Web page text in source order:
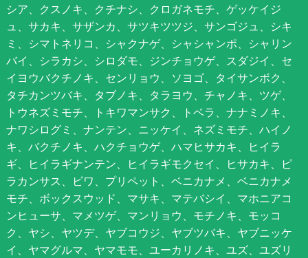
シア、クスノキ、クチナシ、クロガネモチ、ゲッケイジ
ュ、サカキ、サザンカ、サツキツツジ、サンゴジュ、シキ
ミ、シマトネリコ、シャクナゲ、シャシャンポ、シャリン
バイ、シラカシ、シロダモ、ジンチョウゲ、スダジイ、セ
イヨウバクチノキ、センリョウ、ソヨゴ、タイサンボク、
タチカンツバキ、タブノキ、タラヨウ、チャノキ、ツゲ、
トウネズミモチ、トキワマンサク、トベラ、ナナミノキ、
ナワシログミ、ナンテン、ニッケイ、ネズミモチ、ハイノ
キ、バクチノキ、ハクチョウゲ、ハマヒサカキ、ヒイラ
ギ、ヒイラギナンテン、ヒイラギモクセイ、ヒサカキ、ピ
ラカンサス、ビワ、プリペット、ベニカナメ、ベニカナメ
モチ、ボックスウッド、マサキ、マテバシイ、マホニアコ
ンヒューサ、マメツゲ、マンリョウ、モチノキ、モッコ
ク、ヤシ、ヤツデ、ヤブコウジ、ヤブツバキ、ヤブニッケ
イ、ヤマグルマ、ヤマモモ、ユーカリノキ、ユズ、ユズリ